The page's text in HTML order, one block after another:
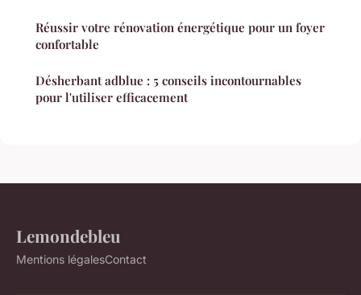
Réussir votre rénovation énergétique pour un foyer
confortable
Désherbant adblue : 5 conseils incontournables
pour l'utiliser efficacement
Lemondebleu
Mentions légalesContact